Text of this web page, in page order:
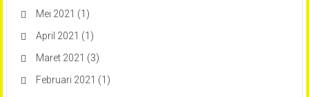
Mei 2021 (1)
April 2021 (1)
Maret 2021 (3)
Februari 2021 (1)